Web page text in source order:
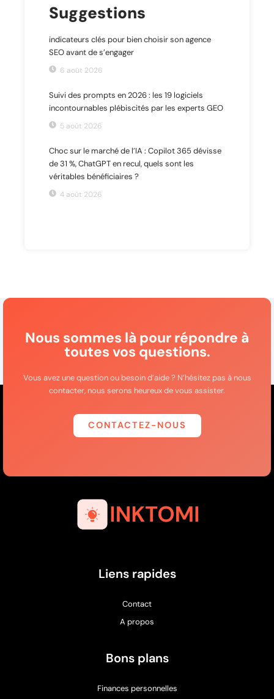
Suggestions
indicateurs clés pour bien choisir son agence
SEO avant de s’engager
6 août 2026
Suivi des prompts en 2026 : les 19 logiciels
incontournables plébiscités par les experts GEO
5 août 2026
Choc sur le marché de l’IA : Copilot 365 dévisse
de 31 %, ChatGPT en recul, quels sont les
véritables bénéficiaires ?
4 août 2026
Nous sommes là pour répondre à
toutes vos questions.
Vous avez une question ou besoin d’aide ? N’hésitez pas à nous
contacter, nous serons heureux de vous assister.
CONTACTEZ-NOUS
Liens rapides
Contact
A propos
Bons plans
Finances personnelles